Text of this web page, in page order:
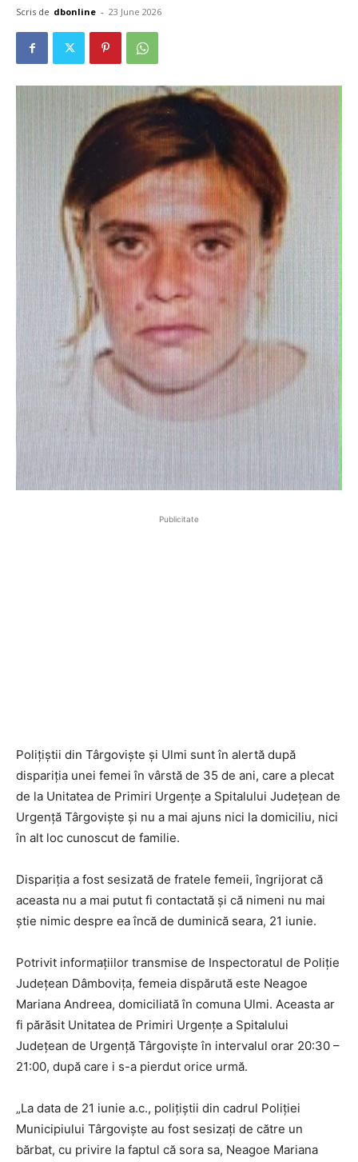
Scris de dbonline - 23 June 2026
Publicitate
Polițiștii din Târgoviște și Ulmi sunt în alertă după
dispariția unei femei în vârstă de 35 de ani, care a plecat
de la Unitatea de Primiri Urgențe a Spitalului Județean de
Urgență Târgoviște și nu a mai ajuns nici la domiciliu, nici
în alt loc cunoscut de familie.
Dispariția a fost sesizată de fratele femeii, îngrijorat că
aceasta nu a mai putut fi contactată și că nimeni nu mai
știe nimic despre ea încă de duminică seara, 21 iunie.
Potrivit informațiilor transmise de Inspectoratul de Poliție
Județean Dâmbovița, femeia dispărută este Neagoe
Mariana Andreea, domiciliată în comuna Ulmi. Aceasta ar
fi părăsit Unitatea de Primiri Urgențe a Spitalului
Județean de Urgență Târgoviște în intervalul orar 20:30 –
21:00, după care i s-a pierdut orice urmă.
„La data de 21 iunie a.c., polițiștii din cadrul Poliției
Municipiului Târgoviște au fost sesizați de către un
bărbat, cu privire la faptul că sora sa, Neagoe Mariana